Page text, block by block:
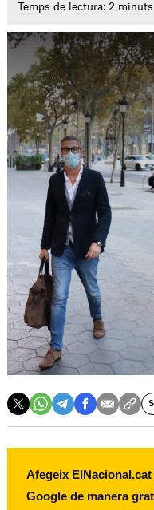
Temps de lectura: 2 minuts
Afegeix
Google de manera